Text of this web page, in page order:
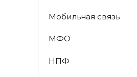
Мобильная связь
МФО
НПФ